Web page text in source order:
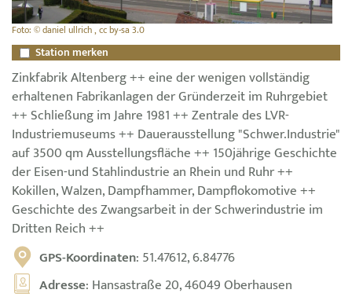
Foto: © daniel ullrich , cc by-sa 3.0
Station merken
Zinkfabrik Altenberg ++ eine der wenigen vollständig
erhaltenen Fabrikanlagen der Gründerzeit im Ruhrgebiet
++ Schließung im Jahre 1981 ++ Zentrale des LVR-
Industriemuseums ++ Dauerausstellung "Schwer.Industrie"
auf 3500 qm Ausstellungsfläche ++ 150jährige Geschichte
der Eisen-und Stahlindustrie an Rhein und Ruhr ++
Kokillen, Walzen, Dampfhammer, Dampflokomotive ++
Geschichte des Zwangsarbeit in der Schwerindustrie im
Dritten Reich ++
GPS-Koordinaten: 51.47612, 6.84776
Adresse: Hansastraße 20, 46049 Oberhausen